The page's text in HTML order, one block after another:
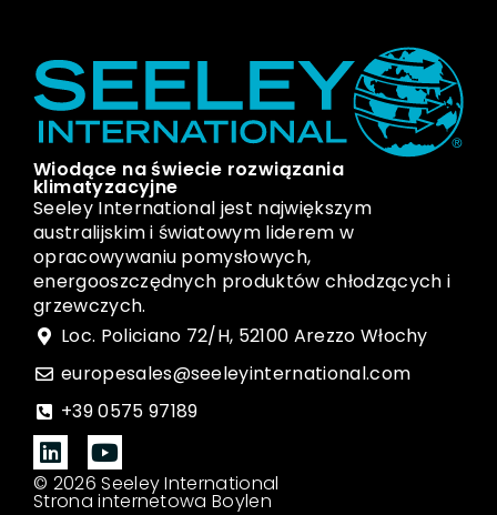
Wiodące na świecie rozwiązania
klimatyzacyjne
Seeley International jest największym
australijskim i światowym liderem w
opracowywaniu pomysłowych,
energooszczędnych produktów chłodzących i
grzewczych.
Loc. Policiano 72/H, 52100 Arezzo Włochy
europesales@seeleyinternational.com
+39 0575 97189
© 2026 Seeley International
Strona internetowa Boylen